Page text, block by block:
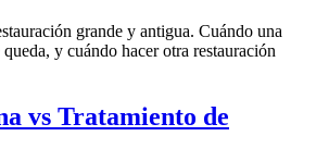
grande y antigua. Cuándo una
y cuándo hacer otra restauración
vs Tratamiento de